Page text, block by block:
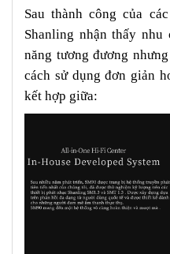
Sau thành công của
Shanling nhận thấy
năng tương đương
cách sử dụng đơn giản
kết hợp giữa: